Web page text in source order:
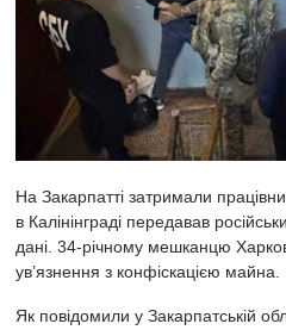
На Закарпатті затримали
в Калінінграді передавав
дані. 34-річному мешканцю
ув’язнення з конфіскацією майна.
Як повідомили у Закарпатській